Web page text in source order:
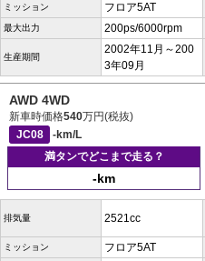
ミッション フロア5AT
最大出力 200ps/6000rpm
生産期間
2002年11月～200
3年09月
AWD 4WD
新車時価格540万円(税抜)
JC08
-km/L
満タンでどこまで走る？
-km
排気量 2521cc
ミッション フロア5AT